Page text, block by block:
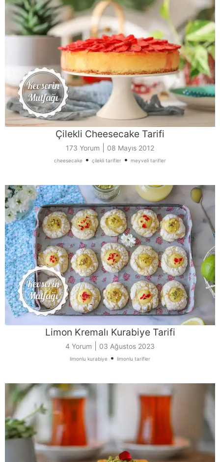
Çilekli Cheesecake Tarifi
173 Yorum 08 Mayıs 2012
cheesecake • çilekli tarifler • meyveli tarifler
Limon Kremalı Kurabiye Tarifi
4 Yorum 03 Ağustos 2023
limonlu kurabiye • limonlu tarifler